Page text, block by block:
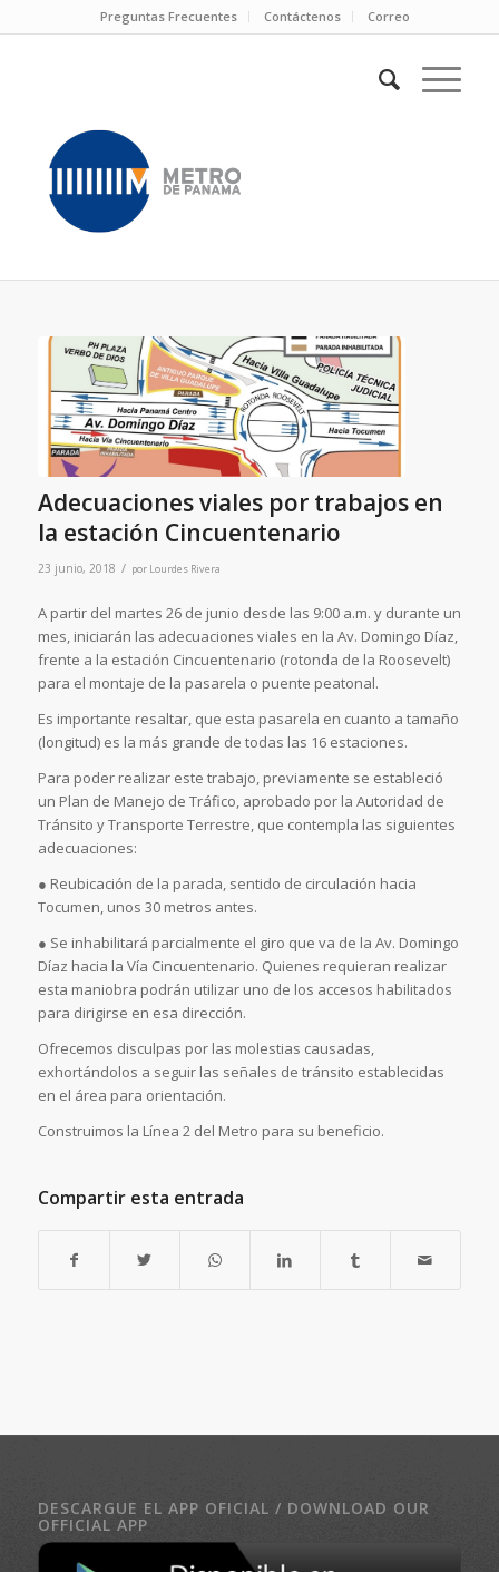
Preguntas Frecuentes Contáctenos Correo
Adecuaciones viales por trabajos en
la estación Cincuentenario
23 junio, 2018 / por Lourdes Rivera
A partir del martes 26 de junio desde las 9:00 a.m. y durante un
mes, iniciarán las adecuaciones viales en la Av. Domingo Díaz,
frente a la estación Cincuentenario (rotonda de la Roosevelt)
para el montaje de la pasarela o puente peatonal.
Es importante resaltar, que esta pasarela en cuanto a tamaño
(longitud) es la más grande de todas las 16 estaciones.
Para poder realizar este trabajo, previamente se estableció
un Plan de Manejo de Tráfico, aprobado por la Autoridad de
Tránsito y Transporte Terrestre, que contempla las siguientes
adecuaciones:
● Reubicación de la parada, sentido de circulación hacia
Tocumen, unos 30 metros antes.
● Se inhabilitará parcialmente el giro que va de la Av. Domingo
Díaz hacia la Vía Cincuentenario. Quienes requieran realizar
esta maniobra podrán utilizar uno de los accesos habilitados
para dirigirse en esa dirección.
Ofrecemos disculpas por las molestias causadas,
exhortándolos a seguir las señales de tránsito establecidas
en el área para orientación.
Construimos la Línea 2 del Metro para su beneficio.
Compartir esta entrada
DESCARGUE EL APP OFICIAL / DOWNLOAD OUR
OFFICIAL APP